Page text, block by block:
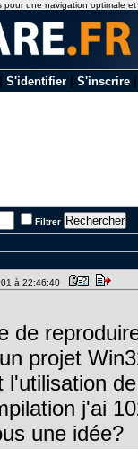
S'identifier S'inscrire
Filtrer
à 22:46:40
de
projet
l'utilisation
j'ai
une idée?
pour une navigation optimale